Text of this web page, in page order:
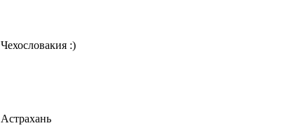
Чехословакия :)
Астрахань